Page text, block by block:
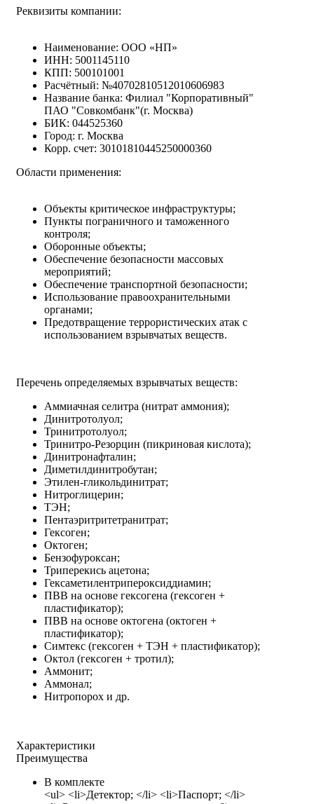
Реквизиты компании:
Наименование: ООО «НП»
ИНН: 5001145110
КПП: 500101001
Расчётный: №40702810512010606983
Название банка: Филиал "Корпоративный"
ПАО "Совкомбанк"(г. Москва)
БИК: 044525360
Город: г. Москва
Корр. счет: 30101810445250000360
Области применения:
Объекты критическое инфраструктуры;
Пункты пограничного и таможенного
контроля;
Оборонные объекты;
Обеспечение безопасности массовых
мероприятий;
Обеспечение транспортной безопасности;
Использование правоохранительными
органами;
Предотвращение террористических атак с
использованием взрывчатых веществ.
Перечень определяемых взрывчатых веществ:
Аммиачная селитра (нитрат аммония);
Динитротолуол;
Тринитротолуол;
Тринитро-Резорцин (пикриновая кислота);
Динитронафталин;
Диметилдинитробутан;
Этилен-гликольдинитрат;
Нитроглицерин;
ТЭН;
Пентаэритритетранитрат;
Гексоген;
Октоген;
Бензофуроксан;
Триперекись ацетона;
Гексаметилентрипероксиддиамин;
ПВВ на основе гексогена (гексоген +
пластификатор);
ПВВ на основе октогена (октоген +
пластификатор);
Симтекс (гексоген + ТЭН + пластификатор);
Октол (гексоген + тротил);
Аммонит;
Аммонал;
Нитропорох и др.
Характеристики
Преимущества
В комплекте
<ul> <li>Детектор; </li> <li>Паспорт; </li>